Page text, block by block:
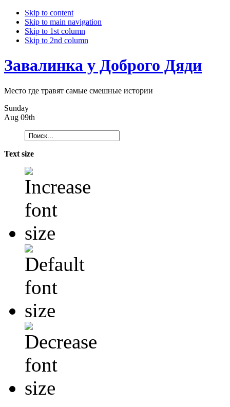
Skip to content
Skip to main navigation
Skip to 1st column
Skip to 2nd column
Завалинка у Доброго Дяди
Место где травят самые смешные истории
Sunday
Aug 09th
Text size